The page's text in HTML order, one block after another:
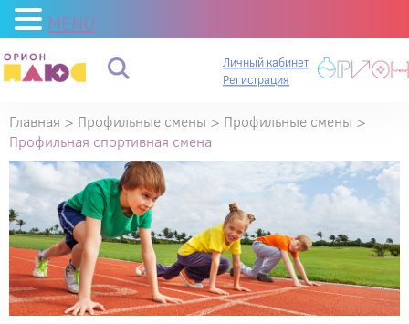
Личный кабинет
Регистрация
Главная > Профильные смены > Профильные смены >
Профильная спортивная смена
MENU